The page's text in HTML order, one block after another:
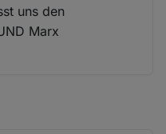
uns den
Marx